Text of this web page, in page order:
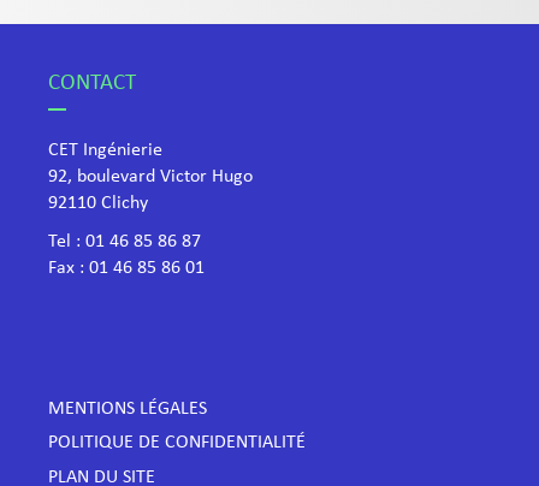
CONTACT
CET Ingénierie
92, boulevard Victor Hugo
​92110 Clichy
Tel : 01 46 85 86 87
Fax : 01 46 85 86 01
MENTIONS LÉGALES
POLITIQUE DE CONFIDENTIALITÉ
PLAN DU SITE